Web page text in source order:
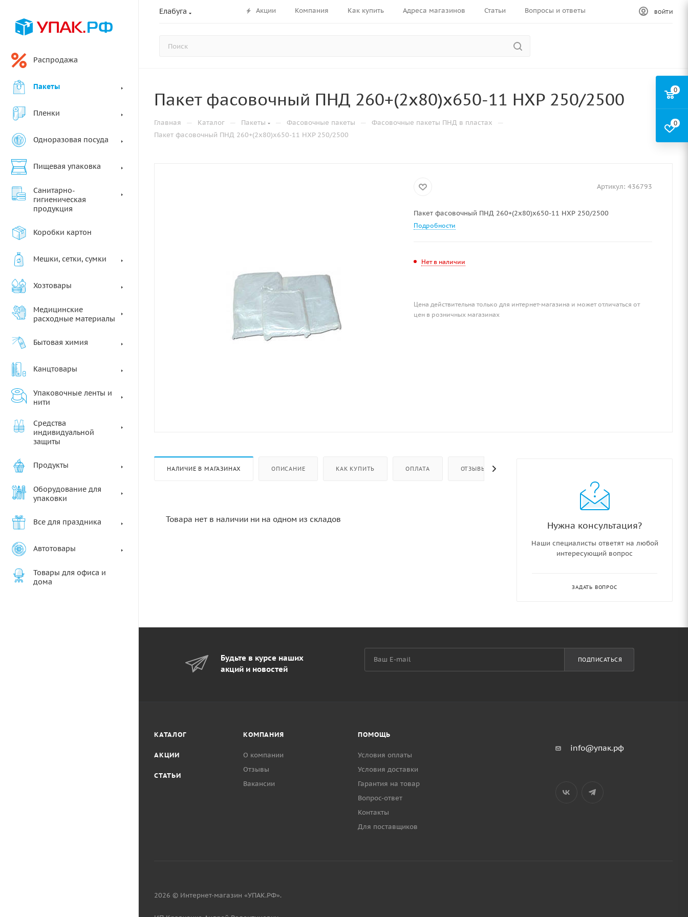
Елабуга Акции Компания Как купить Адреса магазинов Статьи Вопросы и ответы ВОЙТИ
Распродажа
Пакеты
Пленки
Одноразовая посуда
Пищевая упаковка
Санитарно-
гигиеническая
продукция
Коробки картон
Мешки, сетки, сумки
Хозтовары
Медицинские
расходные материалы
Бытовая химия
Канцтовары
Упаковочные ленты и
нити
Средства
индивидуальной
защиты
Продукты
Оборудование для
упаковки
Все для праздника
Автотовары
Товары для офиса и
дома
Пакет фасовочный ПНД 260+(2х80)х650-11 НХР 250/2500
Главная — Каталог — Пакеты — Фасовочные пакеты — Фасовочные пакеты ПНД в пластах —
Пакет фасовочный ПНД 260+(2х80)х650-11 НХР 250/2500
Артикул: 436793
Пакет фасовочный ПНД 260+(2х80)х650-11 НХР 250/2500
Подробности
Нет в наличии
Цена действительна только для интернет-магазина и может отличаться от
цен в розничных магазинах
НАЛИЧИЕ В МАГАЗИНАХ ОПИСАНИЕ КАК КУПИТЬ ОПЛАТА ОТЗЫВЫ
Товара нет в наличии ни на одном из складов
Нужна консультация?
Наши специалисты ответят на любой
интересующий вопрос
ЗАДАТЬ ВОПРОС
Будьте в курсе наших
акций и новостей
ПОДПИСАТЬСЯ
КАТАЛОГ
АКЦИИ
СТАТЬИ
КОМПАНИЯ
О компании
Отзывы
Вакансии
ПОМОЩЬ
Условия оплаты
Условия доставки
Гарантия на товар
Вопрос-ответ
Контакты
Для поставщиков
info@упак.рф
2026 © Интернет-магазин «УПАК.РФ».
0
0